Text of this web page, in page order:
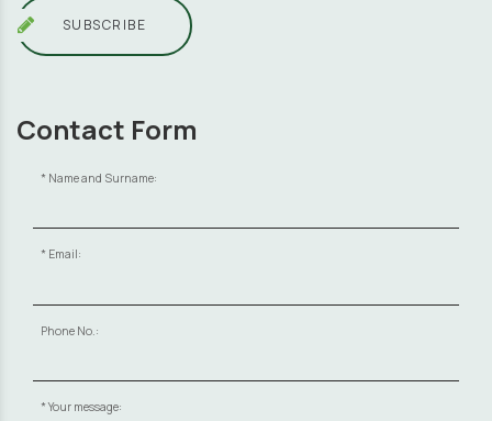
SUBSCRIBE
Contact Form
Name and Surname:
Email:
Phone No.:
Your message: